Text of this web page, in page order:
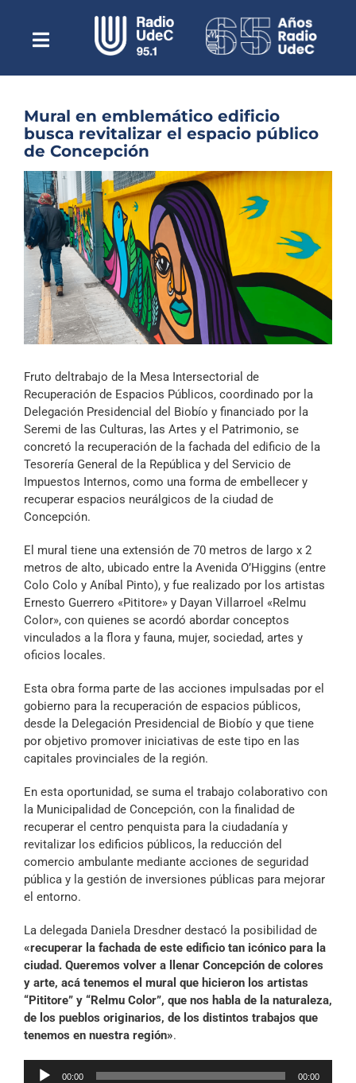
contenidoToggle
NavigationEscuchar Radio UdeC en vivo
Quiénes Somos
Programación
Podcast
Noticias
Reportajes
Columnas
Música Clásica
Especiales
Archivo Sonoro
Mural en emblemático edificio
busca revitalizar el espacio público
de Concepción
Ver
imagen
más
grande
Fruto deltrabajo de la Mesa Intersectorial de
Recuperación de Espacios Públicos, coordinado por la
Delegación Presidencial del Biobío y financiado por la
Seremi de las Culturas, las Artes y el Patrimonio, se
concretó la recuperación de la fachada del edificio de la
Tesorería General de la República y del Servicio de
Impuestos Internos, como una forma de embellecer y
recuperar espacios neurálgicos de la ciudad de
Concepción.
El mural tiene una extensión de 70 metros de largo x 2
metros de alto, ubicado entre la Avenida O’Higgins (entre
Colo Colo y Aníbal Pinto), y fue realizado por los artistas
Ernesto Guerrero «Pititore» y Dayan Villarroel «Relmu
Color», con quienes se acordó abordar conceptos
vinculados a la flora y fauna, mujer, sociedad, artes y
oficios locales.
Esta obra forma parte de las acciones impulsadas por el
gobierno para la recuperación de espacios públicos,
desde la Delegación Presidencial de Biobío y que tiene
por objetivo promover iniciativas de este tipo en las
capitales provinciales de la región.
En esta oportunidad, se suma el trabajo colaborativo con
la Municipalidad de Concepción, con la finalidad de
recuperar el centro penquista para la ciudadanía y
revitalizar los edificios públicos, la reducción del
comercio ambulante mediante acciones de seguridad
pública y la gestión de inversiones públicas para mejorar
el entorno.
La delegada Daniela Dresdner destacó la posibilidad de
«recuperar la fachada de este edificio tan icónico para la
ciudad. Queremos volver a llenar Concepción de colores
y arte, acá tenemos el mural que hicieron los artistas
“Pititore” y “Relmu Color”, que nos habla de la naturaleza,
de los pueblos originarios, de los distintos trabajos que
tenemos en nuestra región».
Reproductor
00:00 00:00